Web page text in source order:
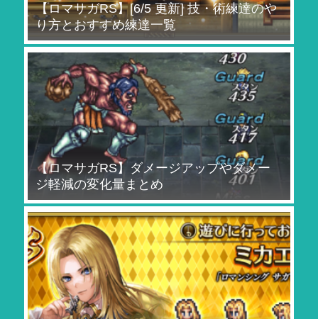
【ロマサガRS】[6/5 更新] 技・術練達のや
り方とおすすめ練達一覧
【ロマサガRS】ダメージアップやダメー
ジ軽減の変化量まとめ